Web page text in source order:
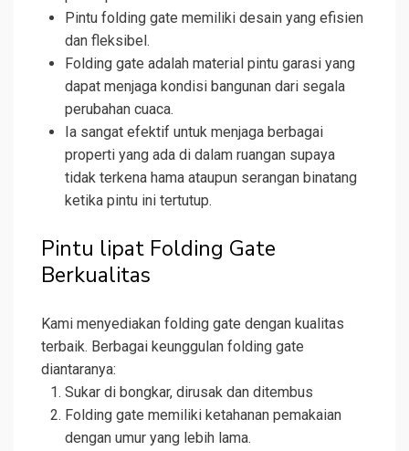
Pintu folding gate memiliki desain yang efisien
dan fleksibel.
Folding gate adalah material pintu garasi yang
dapat menjaga kondisi bangunan dari segala
perubahan cuaca.
Ia sangat efektif untuk menjaga berbagai
properti yang ada di dalam ruangan supaya
tidak terkena hama ataupun serangan binatang
ketika pintu ini tertutup.
Pintu lipat Folding Gate
Berkualitas
Kami menyediakan folding gate dengan kualitas
terbaik. Berbagai keunggulan folding gate
diantaranya:
Sukar di bongkar, dirusak dan ditembus
Folding gate memiliki ketahanan pemakaian
dengan umur yang lebih lama.